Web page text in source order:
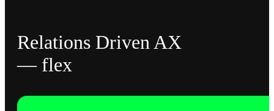
Relations Driven AX
— flex